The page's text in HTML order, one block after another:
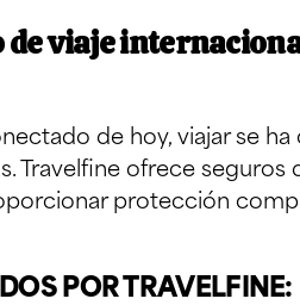
de viaje
de hoy, viajar se
Travelfine ofrece seguros
protección
POR TRAVELFINE: